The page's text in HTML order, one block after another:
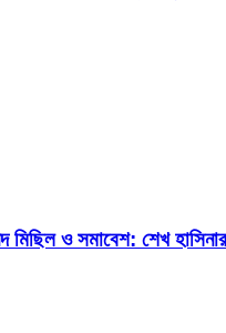
ও সমাবেশ: শেখ হাসিনার